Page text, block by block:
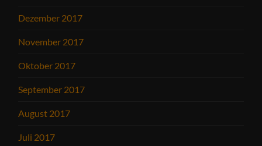
Dezember 2017
November 2017
Oktober 2017
September 2017
August 2017
Juli 2017